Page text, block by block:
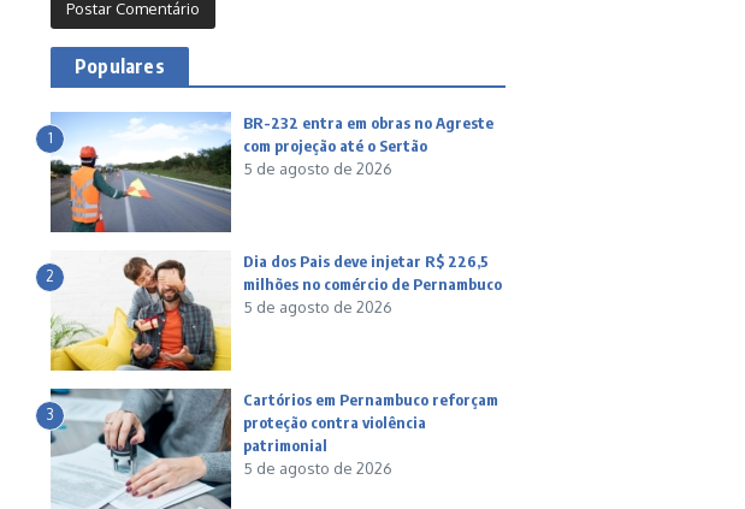
Populares
1
BR-232 entra em obras no Agreste
com projeção até o Sertão
5 de agosto de 2026
2
Dia dos Pais deve injetar R$ 226,5
milhões no comércio de Pernambuco
5 de agosto de 2026
3
Cartórios em Pernambuco reforçam
proteção contra violência
patrimonial
5 de agosto de 2026